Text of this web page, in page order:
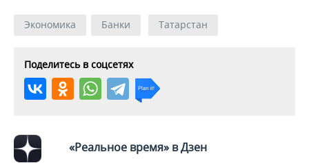
Экономика Банки Татарстан
Поделитесь в соцсетях
«Реальное время» в Дзен